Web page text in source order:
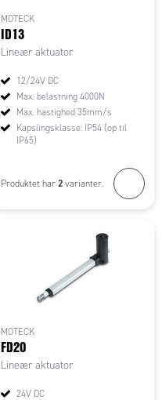
MOTECK
ID13
Lineær aktuator
12/24V DC
Max. belastning 4000N
Max. hastighed 35mm/s
Kapslingsklasse: IP54 (op til
IP65)
Produktet har 2 varianter.
MOTECK
FD20
Lineær aktuator
24V DC